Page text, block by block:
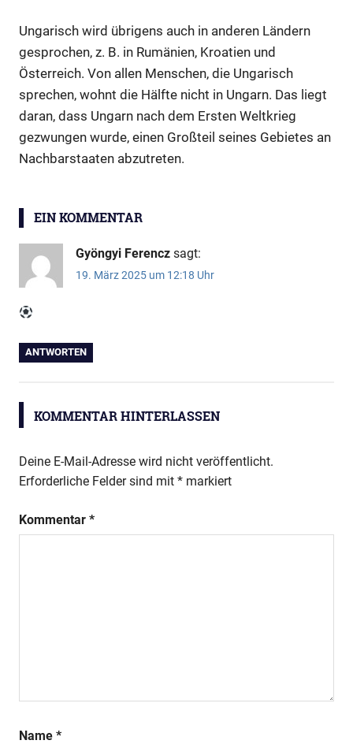
Ungarisch wird übrigens auch in anderen Ländern
gesprochen, z. B. in Rumänien, Kroatien und
Österreich. Von allen Menschen, die Ungarisch
sprechen, wohnt die Hälfte nicht in Ungarn. Das liegt
daran, dass Ungarn nach dem Ersten Weltkrieg
gezwungen wurde, einen Großteil seines Gebietes an
Nachbarstaaten abzutreten.
derEIN KOMMENTAR
Gyöngyi Ferencz sagt:
19. März 2025 um 12:18 Uhr
ANTWORTEN
KOMMENTAR HINTERLASSEN
Deine E-Mail-Adresse wird nicht veröffentlicht.
Erforderliche Felder sind mit * markiert
Kommentar *
Name *